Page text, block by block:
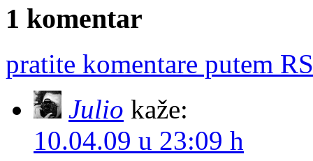
1 komentar
pratite komentare putem
Julio kaže:
10.04.09 u 23:09 h